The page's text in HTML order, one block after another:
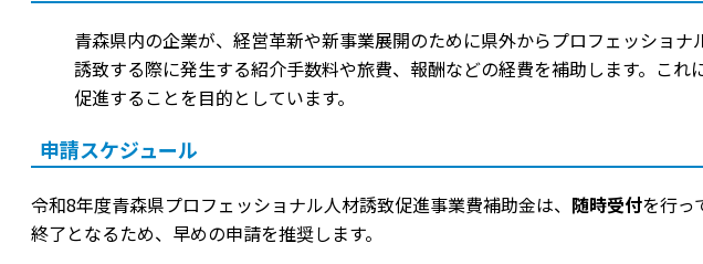
青森県内の企業が、経営革新や新事業展開のために県外からプロフェッショ
誘致する際に発生する紹介手数料や旅費、報酬などの経費を補助します。こ
促進することを目的としています。
申請スケジュール
令和8年度青森県プロフェッショナル人材誘致促進事業費補助金は、 随時受付を行っ
終了となるため、早めの申請を推奨します。